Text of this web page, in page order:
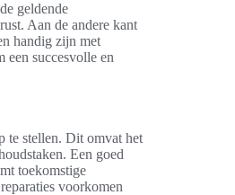
geldende
Aan de andere kant
handig zijn met
een succesvolle en
te stellen. Dit omvat het
Een goed
toekomstige
voorkomen